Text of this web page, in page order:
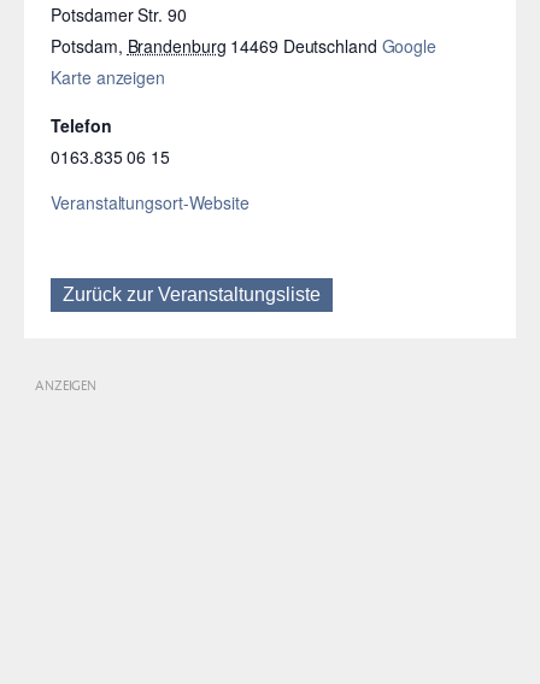
Potsdamer Str. 90
Potsdam, Brandenburg 14469 Deutschland Google
Karte anzeigen
Telefon
0163.835 06 15
Veranstaltungsort-Website
Zurück zur Veranstaltungsliste
ANZEIGEN